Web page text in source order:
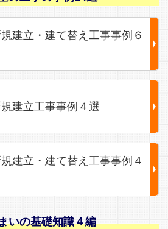
建立・建て替え工事事例６
建立工事事例４選
建立・建て替え工事事例４
いの基礎知識４編